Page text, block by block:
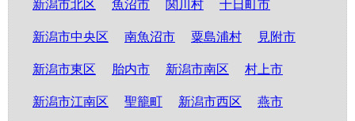
新潟市北区 魚沼市 関川村 十日町市
新潟市中央区 南魚沼市 粟島浦村 見附市
新潟市東区 胎内市 新潟市南区 村上市
新潟市江南区 聖籠町 新潟市西区 燕市